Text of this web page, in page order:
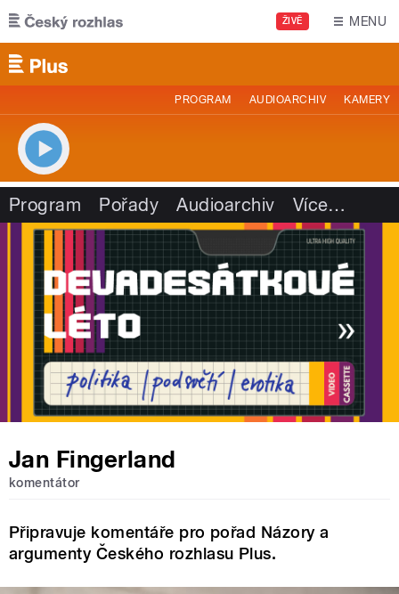
Přejít k hlavnímu obsahu
ŽIVĚ MENU
PROGRAM AUDIOARCHIV KAMERY
Program Pořady Audioarchiv Více…
Jan Fingerland
komentátor
Připravuje komentáře pro pořad Názory a
argumenty Českého rozhlasu Plus.